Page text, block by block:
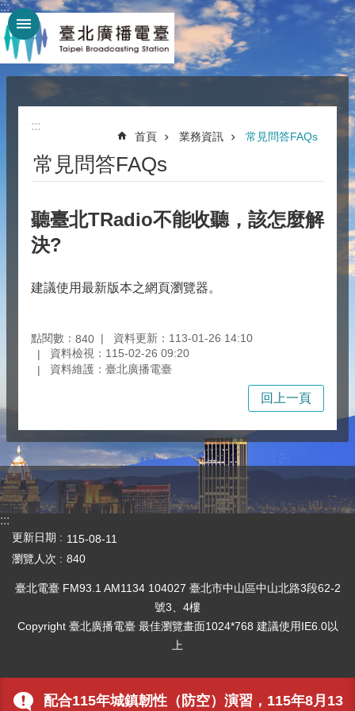
跳到主要內容區塊
配合115年城鎮韌性（防空）演習，115年8月13
:::
:::
首頁 業務資訊 常見問答FAQs
常見問答FAQs
聽臺北TRadio不能收聽，該怎麼解
決?
建議使用最新版本之網頁瀏覽器。
點閱數： 840
資料更新：113-01-26 14:10
資料檢視：115-02-26 09:20
資料維護：臺北廣播電臺
回上一頁
:::
更新日期
115-08-11
瀏覽人次
840
臺北電臺 FM93.1 AM1134 104027 臺北市中山區中山北路3段62-2
號3、4樓
Copyright 臺北廣播電臺 最佳瀏覽畫面1024*768 建議使用IE6.0以
上